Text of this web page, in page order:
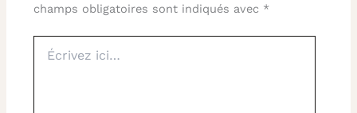
champs obligatoires sont indiqués avec *
ici…